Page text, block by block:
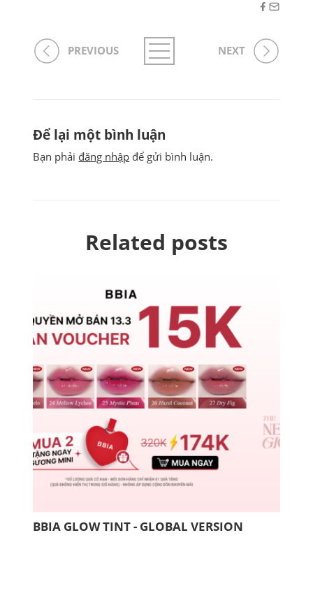
PREVIOUS NEXT
Để lại một bình luận
Bạn phải đăng nhập để gửi bình luận.
Related posts
BBIA GLOW TINT - GLOBAL VERSION